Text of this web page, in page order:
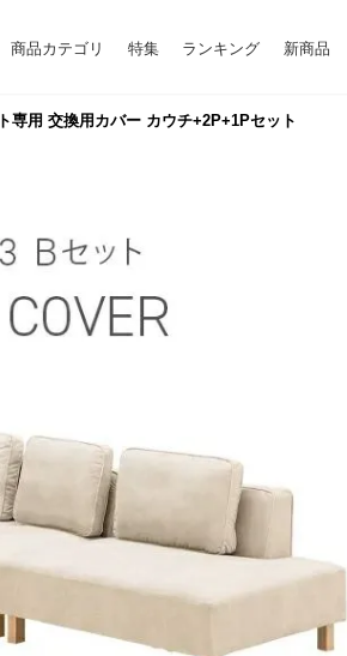
商品カテゴリ 特集 ランキング 新商品
専用 交換用カバー カウチ+2P+1Pセット